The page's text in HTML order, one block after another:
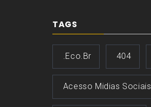
TAGS
.eco.br 404
Acesso Midias Sociais